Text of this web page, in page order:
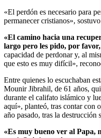
«El perdón es necesario para
permanecer cristianos»,
«El camino hacia una
largo pero les pido, por
capacidad de perdonar y, al
que esto es muy difícil»,
Entre quienes lo escuchaban
Mounir Jibrahil, de 61 años,
durante el califato islámico y
aquí», planteó, tras contar con
año pasado, tras la destrucción
«Es muy bueno ver al Papa,